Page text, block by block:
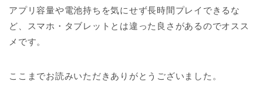
アプリ容量や電池持ちを気にせず長時間プレイできるな
ど、スマホ・タブレットとは違った良さがあるのでオスス
メです。
ここまでお読みいただきありがとうございました。